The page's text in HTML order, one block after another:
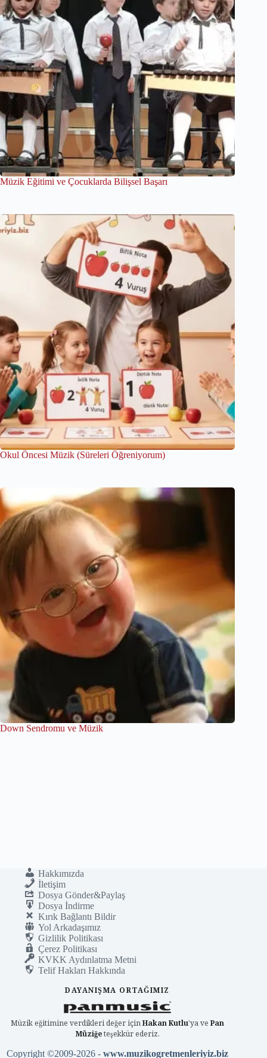
Müzik Eğitimi ve Çocuklarda Bilişsel Başarı
Okul Öncesi Müzik (Süreleri Öğreniyorum)
Down Sendromu ve Müzik
Hakkımızda
İletişim
Dosya Gönder&Paylaş
Dosya İndirme
Kırık Bağlantı Bildir
Yol Arkadaşımız
Gizlilik Politikası
Çerez Politikası
KVKK Aydınlatma Metni
Telif Hakları Hakkında
DAYANIŞMA ORTAĞIMIZ
Müzik eğitimine verdikleri değer içinHakan Kutlu'ya vePan
Müziğeteşekkür ederiz.
Copyright ©2009-2026 -www.muzikogretmenleriyiz.biz